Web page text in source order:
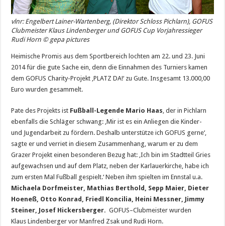
vlnr: Engelbert Lainer-Wartenberg, (Direktor Schloss Pichlarn), GOFUS
Clubmeister Klaus Lindenberger und GOFUS Cup Vorjahressieger
Rudi Horn © gepa pictures
Heimische Promis aus dem Sportbereich lochten am 22. und 23. Juni
2014 für die gute Sache ein, denn dieEinnahmen des Turniers kamen
dem GOFUS Charity-Projekt ‚PLATZ DA!‘ zu Gute. Insgesamt 13.000,00
Euro wurden gesammelt.
Pate des Projekts ist Fußball-Legende Mario Haas, der in Pichlarn
ebenfalls die Schläger schwang: ‚Mir ist es ein Anliegen die Kinder-
und Jugendarbeit zu fördern. Deshalb unterstütze ich GOFUS gerne‘,
sagte er und verriet in diesem Zusammenhang, warum er zu dem
Grazer Projekt einen besonderen Bezug hat: ‚Ich bin im Stadtteil Gries
aufgewachsen und auf dem Platz, neben der Karlauerkirche, habe ich
zum ersten Mal Fußball gespielt.‘ Neben ihm spielten im Ennstal u.a.
Michaela Dorfmeister, Mathias Berthold, Sepp Maier, Dieter
Hoeneß, Otto Konrad, Friedl Koncilia, Heini Messner, Jimmy
Steiner, Josef Hickersberger. GOFUS–Clubmeister wurden
Klaus Lindenberger vor Manfred Zsak und Rudi Horn.